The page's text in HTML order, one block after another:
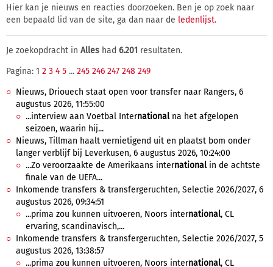
Hier kan je nieuws en reacties doorzoeken. Ben je op zoek naar
een bepaald lid van de site, ga dan naar de ledenlijst.
Je zoekopdracht in Alles had 6.201 resultaten.
Pagina: 1 2 3 4 5 ... 245 246 247 248 249
Nieuws, Driouech staat open voor transfer naar Rangers, 6
augustus 2026, 11:55:00
...interview aan Voetbal Internationalna het afgelopen
seizoen, waarin hij...
Nieuws, Tillman haalt vernietigend uit en plaatst bom onder
langer verblijf bij Leverkusen, 6 augustus 2026, 10:24:00
...Zo veroorzaakte de Amerikaans internationalin de achtste
finale van de UEFA...
Inkomende transfers & transfergeruchten, Selectie 2026/2027, 6
augustus 2026, 09:34:51
...prima zou kunnen uitvoeren, Noors international, CL
ervaring, scandinavisch,...
Inkomende transfers & transfergeruchten, Selectie 2026/2027, 5
augustus 2026, 13:38:57
...prima zou kunnen uitvoeren, Noors international, CL